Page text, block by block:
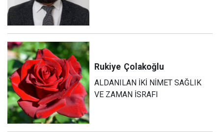
Rukiye Çolakoğlu
ALDANILAN İKİ NİMET SAĞLIK
VE ZAMAN İSRAFI